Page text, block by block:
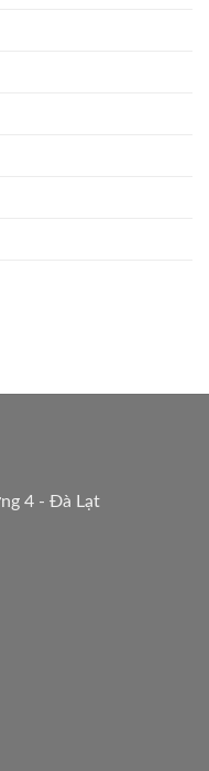
4 - Đà Lạt